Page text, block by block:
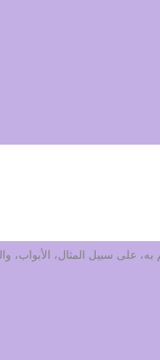
على سبيل المثال، الأبواب،